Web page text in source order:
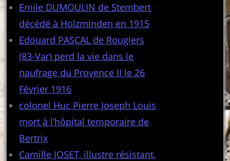
Emile DUMOULIN de Stembert
décédé à Holzminden en 1915
Edouard PASCAL de Rougiers
(83-Var) perd la vie dans le
naufrage du Provence II le 26
Février 1916
colonel Huc Pierre Joseph Louis
mort à l’hôpital temporaire de
Bertrix
Camille JOSET, illustre résistant,